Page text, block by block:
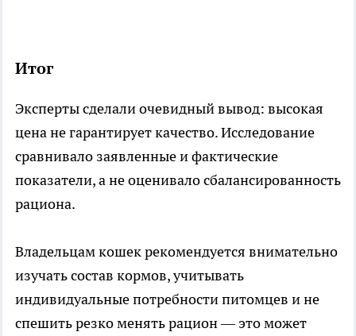
Итог
Эксперты сделали очевидный вывод: высокая
цена не гарантирует качество. Исследование
сравнивало заявленные и фактические
показатели, а не оценивало сбалансированность
рациона.
Владельцам кошек рекомендуется внимательно
изучать состав кормов, учитывать
индивидуальные потребности питомцев и не
спешить резко менять рацион — это может